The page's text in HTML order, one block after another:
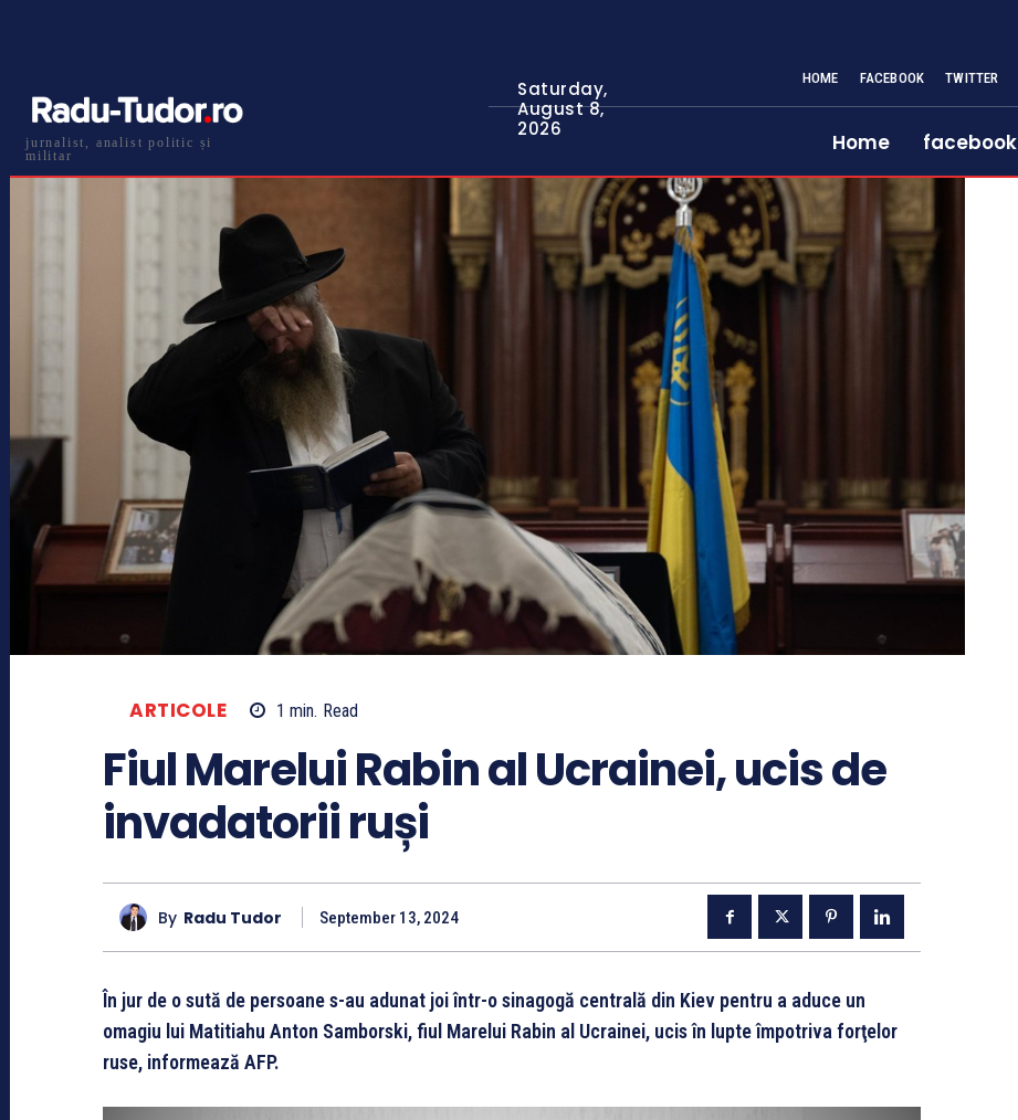
jurnalist, analist politic și
militar
Saturday,
August 8,
2026
HOME FACEBOOK TWITTER
Home facebook
ARTICOLE 1 min. Read
Fiul Marelui Rabin al Ucrainei, ucis de
invadatorii ruși
By Radu Tudor September 13, 2024
În jur de o sută de persoane s-au adunat joi într-o sinagogă centrală din Kiev pentru a aduce un
omagiu lui Matitiahu Anton Samborski, fiul Marelui Rabin al Ucrainei, ucis în lupte împotriva forţelor
ruse, informează AFP.